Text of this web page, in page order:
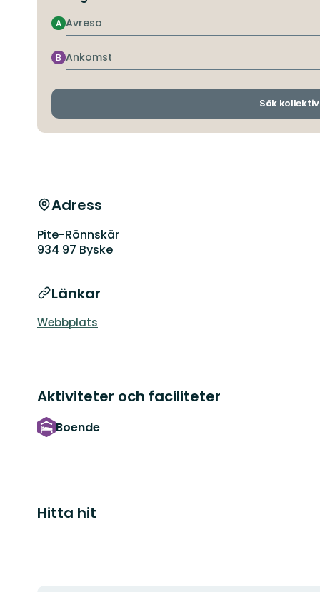
Avresa
A
Ankomst
B
Sök
Adress
Pite-Rönnskär
934 97 Byske
Länkar
Webbplats
Aktiviteter och faciliteter
Boende
Hitta hit